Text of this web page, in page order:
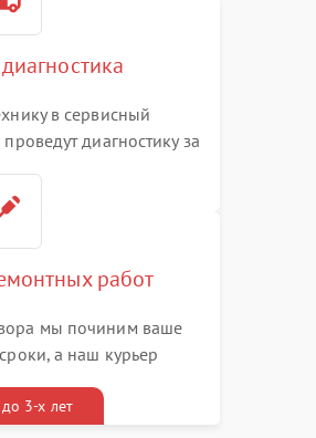
в сервисный
диагностику за
работ
мы починим ваше
а наш курьер
3-х лет